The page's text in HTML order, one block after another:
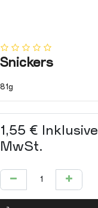
Snickers
81g
1,55 €
Inklusive
MwSt.